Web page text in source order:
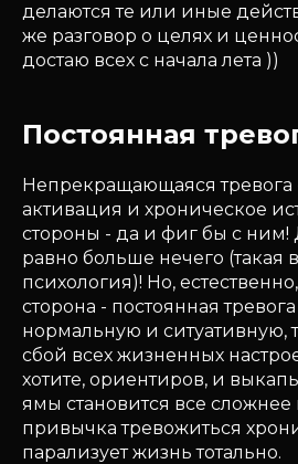
делаются те или иные
же разговор о целях и
достаю всех с начала лета ))
Постоянная
Непрекращающаяся тревога
активация и хроническое
стороны - да и фиг бы с ним!
равно больше нечего (такая
психология)! Но,
сторона - постоянная
нормальную и ситуативную,
сбой всех жизненных
хотите, ориентиров, и
ямы становится все сложнее
привычка тревожиться
парализует жизнь тотально.